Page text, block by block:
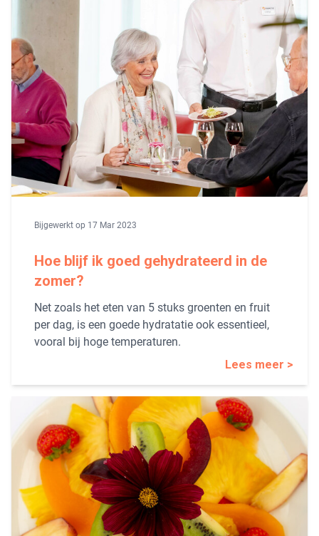
Bijgewerkt op 17 Mar 2023
Hoe blijf ik goed gehydrateerd in de
zomer?
Net zoals het eten van 5 stuks groenten en fruit
per dag, is een goede hydratatie ook essentieel,
vooral bij hoge temperaturen.
Lees meer >